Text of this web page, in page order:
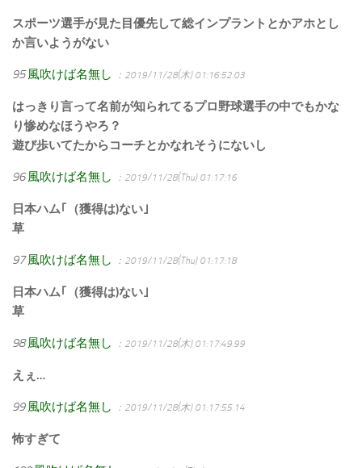
スポーツ選手が見た目優先して総インプラントとかアホとし
か言いようがない
95 風吹けば名無し ：2019/11/28(木) 01:16:52.03
はっきり言って名前が知られてるプロ野球選手の中でもかな
り惨めなほうやろ？
遊び歩いてたからコーチとかなれそうにないし
96 風吹けば名無し ：2019/11/28(Thu) 01:17:16
日本ハム｢（獲得は)ない｣
草
97 風吹けば名無し ：2019/11/28(Thu) 01:17:18
日本ハム｢（獲得は)ない｣
草
98 風吹けば名無し ：2019/11/28(木) 01:17:49.99
えぇ…
99 風吹けば名無し ：2019/11/28(木) 01:17:55.14
怖すぎて